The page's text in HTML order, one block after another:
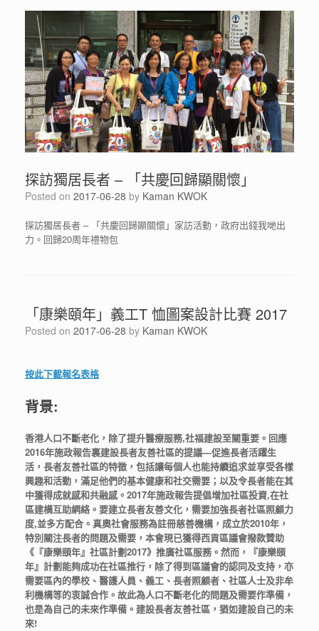
探訪獨居長者 – 「共慶回歸顯關懷」
Posted on 2017-06-28 by Kaman KWOK
探訪獨居長者 – 「共慶回歸顯關懷」家訪活動，政府出錢我哋出
力。回歸20周年禮物包
「康樂頤年」義工T 恤圖案設計比賽 2017
Posted on 2017-06-28 by Kaman KWOK
按此下載報名表格
背景:
香港人口不斷老化，除了提升醫療服務,社福建設至關重要。回應
2016年施政報告裏建設長者友善社區的提議—促進長者活躍生
活，長者友善社區的特徵，包括讓每個人也能持續追求並享受各樣
興趣和活動，滿足他們的基本健康和社交需要；以及令長者能在其
中獲得成就感和共融感。2017年施政報告提倡增加社區投資,在社
區建構互助網絡。要建立長者友善文化，需要加強長者社區照顧力
度,並多方配合。真奧社會服務為註冊慈善機構，成立於2010年，
特別關注長者的問題及需要，本會現已獲得西貢區議會撥款贊助
《『康樂頤年』社區計劃2017》推廣社區服務。然而，『康樂頤
年』計劃能夠成功在社區推行，除了得到區議會的認同及支持，亦
需要區內的學校、醫護人員、義工、長者照顧者、社區人士及非牟
利機構等的衷誠合作。故此為人口不斷老化的問題及需要作準備，
也是為自己的未來作準備。建設長者友善社區，猶如建設自己的未
來!